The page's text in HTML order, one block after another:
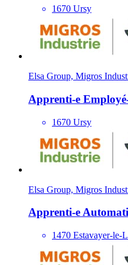
1670 Ursy
Elsa Group, Migros
Apprenti-e
1670 Ursy
Elsa Group, Migros
Apprenti-e
1470 Estavayer-le-